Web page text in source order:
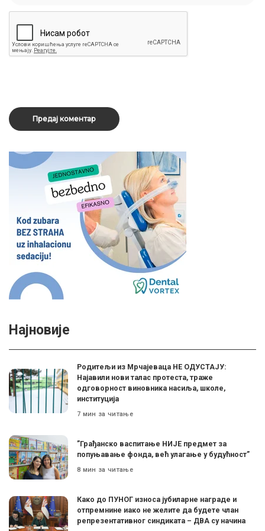
Најновије
Родитељи из Мрчајеваца НЕ ОДУСТАЈУ:
Најавили нови талас протеста, траже
одговорност виновника насиља, школе,
институција
7 мин за читање
”Грађанско васпитање НИЈЕ предмет за
попуњавање фонда, већ улагање у будућност”
8 мин за читање
Како до ПУНОГ износа јубиларне награде и
отпремнине иако не желите да будете члан
репрезентативног синдиката – ДВА су начина